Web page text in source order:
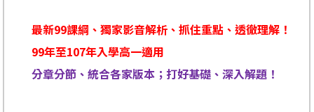
最新99課綱、獨家影音解析、抓住重點、透徹理解！
99年至107年入學高一適用
分章分節、統合各家版本；打好基礎、深入解題！